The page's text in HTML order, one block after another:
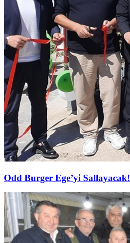
Odd Burger Ege’yi Sallayacak!